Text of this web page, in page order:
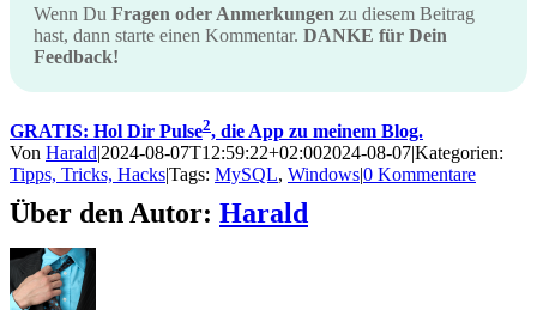
Wenn Du Fragen oder Anmerkungen zu diesem Beitrag
hast, dann starte einen Kommentar. DANKE für Dein
Feedback!
GRATIS: Hol Dir Pulse2, die App zu meinem Blog.
Von Harald|2024-08-07T12:59:22+02:002024-08-07|Kategorien:
Tipps, Tricks, Hacks|Tags: MySQL, Windows|0 Kommentare
Über den Autor: Harald